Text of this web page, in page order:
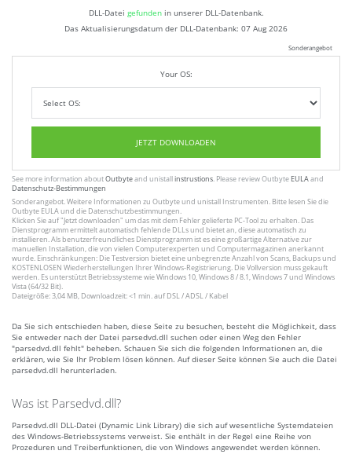
DLL-Datei gefunden in unserer DLL-Datenbank.
Das Aktualisierungsdatum der DLL-Datenbank: 07 Aug 2026
Sonderangebot
Your OS:
JETZT DOWNLOADEN
See more information aboutOutbyteand unistallinstrustions. Please review Outbyte EULAand
Datenschutz-Bestimmungen
Sonderangebot. Weitere Informationen zu Outbyteund unistall Instrumenten. Bitte lesen Sie die
Outbyte EULAund die Datenschutzbestimmungen.
Klicken Sie auf"Jetzt downloaden" um das mit dem Fehler gelieferte PC-Tool zu erhalten. Das
Dienstprogramm ermittelt automatisch fehlende DLLs und bietet an, diese automatisch zu
installieren. Als benutzerfreundliches Dienstprogramm ist es eine großartige Alternative zur
manuellen Installation, die von vielen Computerexperten und Computermagazinen anerkannt
wurde. Einschränkungen: Die Testversion bietet eine unbegrenzte Anzahl von Scans, Backups und
KOSTENLOSEN Wiederherstellungen Ihrer Windows-Registrierung. Die Vollversion muss gekauft
werden. Es unterstützt Betriebssysteme wie Windows 10, Windows 8 / 8.1, Windows 7 und Windows
Vista (64/32 Bit).
Dateigröße: 3,04 MB, Downloadzeit: <1 min. auf DSL / ADSL / Kabel
Da Sie sich entschieden haben, diese Seite zu besuchen, besteht die Möglichkeit, dass
Sie entweder nach der Datei parsedvd.dll suchen oder einen Weg den Fehler
"parsedvd.dll fehlt" beheben. Schauen Sie sich die folgenden Informationen an, die
erklären, wie Sie Ihr Problem lösen können. Auf dieser Seite können Sie auch die Datei
parsedvd.dll herunterladen.
Was ist Parsedvd.dll?
Parsedvd.dll DLL-Datei (Dynamic Link Library) die sich auf wesentliche Systemdateien
des Windows-Betriebssystems verweist. Sie enthält in der Regel eine Reihe von
Prozeduren und Treiberfunktionen, die von Windows angewendet werden können.